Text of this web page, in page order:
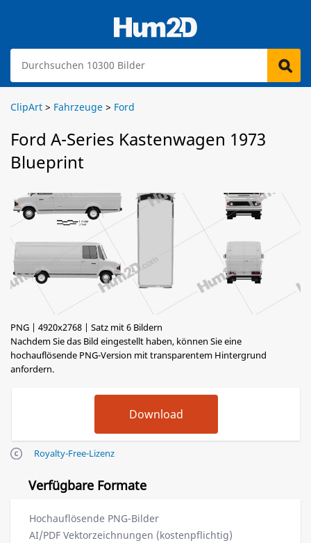
ClipArt > Fahrzeuge > Ford
Ford A-Series Kastenwagen 1973
Blueprint
PNG | 4920x2768 | Satz mit 6 Bildern
Nachdem Sie das Bild eingestellt haben, können Sie eine
hochauflösende PNG-Version mit transparentem Hintergrund
anfordern.
Royalty-Free-Lizenz
Verfügbare Formate
Hochauflösende PNG-Bilder
AI/PDF Vektorzeichnungen (kostenpflichtig)